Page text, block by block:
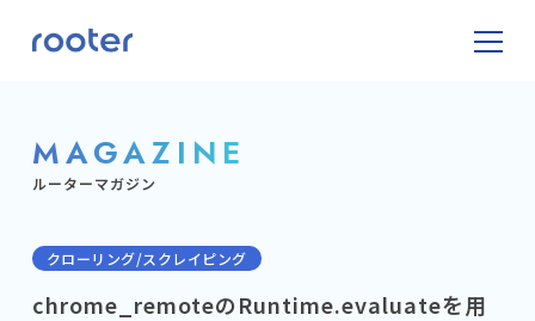
MAGAZINE
ルーターマガジン
クローリング/スクレイピング
chrome_remoteのRuntime.evaluateを用